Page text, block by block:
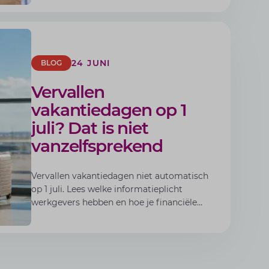
BLOG 24 JUNI
Vervallen
vakantiedagen op 1
juli? Dat is niet
vanzelfsprekend
Vervallen vakantiedagen niet automatisch
op 1 juli. Lees welke informatieplicht
werkgevers hebben en hoe je financiële